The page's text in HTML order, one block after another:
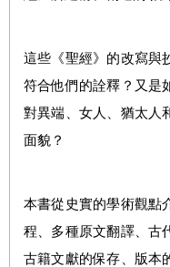
這些《聖經》的改寫與
符合他們的詮釋？又是
對異端、女人、猶太人
面貌？
本書從史實的學術觀點
程、多種原文翻譯、古
古籍文獻的保存、版本